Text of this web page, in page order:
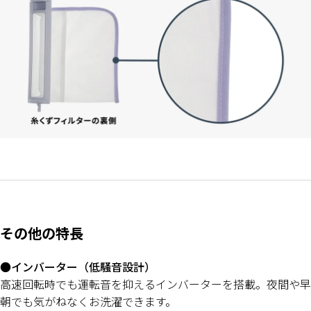
その他の特長
●インバーター（低騒音設計）
高速回転時でも運転音を抑えるインバーターを搭載。夜間や早
朝でも気がねなくお洗濯できます。